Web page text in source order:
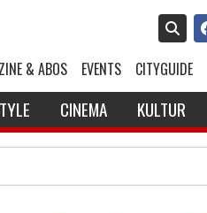
& ABOS EVENTS CITYGUIDE
CINEMA KULTUR